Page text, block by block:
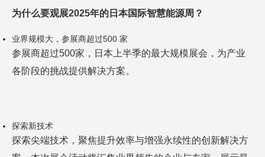
为什么要观展2025年的日本国际智慧能源周？
业界规模大，参展商超过500 家
参展商超过500家，日本上半季的最大规模展会，为产业
各阶段的挑战提供解决方案。
探索新技术
探索尖端技术，聚焦提升效率与增强永续性的创新解决方